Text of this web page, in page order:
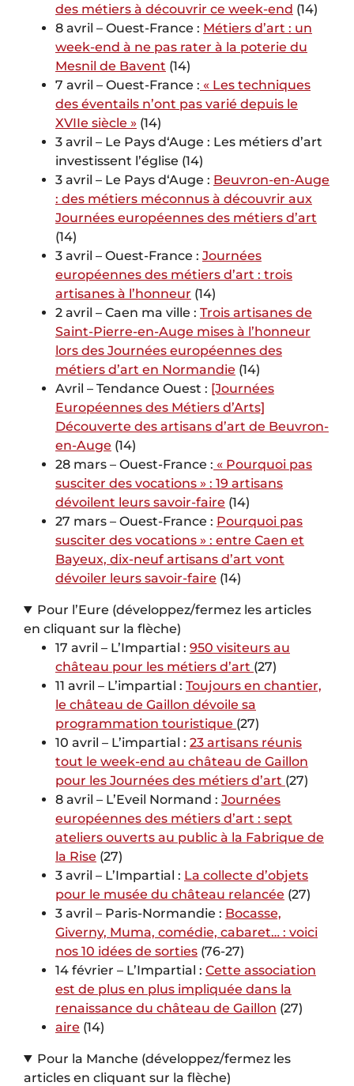
des métiers à découvrir ce week-end (14)
8 avril – Ouest-France : Métiers d’art : un
week-end à ne pas rater à la poterie du
Mesnil de Bavent (14)
7 avril – Ouest-France : « Les techniques
des éventails n’ont pas varié depuis le
XVIIe siècle » (14)
3 avril – Le Pays d‘Auge : Les métiers d’art
investissent l’église (14)
3 avril – Le Pays d‘Auge : Beuvron-en-Auge
: des métiers méconnus à découvrir aux
Journées européennes des métiers d’art
(14)
3 avril – Ouest-France : Journées
européennes des métiers d’art : trois
artisanes à l’honneur (14)
2 avril – Caen ma ville : Trois artisanes de
Saint-Pierre-en-Auge mises à l’honneur
lors des Journées européennes des
métiers d’art en Normandie (14)
Avril – Tendance Ouest : [Journées
Européennes des Métiers d’Arts]
Découverte des artisans d’art de Beuvron-
en-Auge (14)
28 mars – Ouest-France : « Pourquoi pas
susciter des vocations » : 19 artisans
dévoilent leurs savoir-faire (14)
27 mars – Ouest-France : Pourquoi pas
susciter des vocations » : entre Caen et
Bayeux, dix-neuf artisans d’art vont
dévoiler leurs savoir-faire (14)
Pour l’Eure (développez/fermez les articles
en cliquant sur la flèche)
17 avril – L’Impartial : 950 visiteurs au
château pour les métiers d’art (27)
11 avril – L’impartial : Toujours en chantier,
le château de Gaillon dévoile sa
programmation touristique (27)
10 avril – L’impartial : 23 artisans réunis
tout le week-end au château de Gaillon
pour les Journées des métiers d’art (27)
8 avril – L’Eveil Normand : Journées
européennes des métiers d’art : sept
ateliers ouverts au public à la Fabrique de
la Rise (27)
3 avril – L’Impartial : La collecte d’objets
pour le musée du château relancée (27)
3 avril – Paris-Normandie : Bocasse,
Giverny, Muma, comédie, cabaret… : voici
nos 10 idées de sorties (76-27)
14 février – L’Impartial : Cette association
est de plus en plus impliquée dans la
renaissance du château de Gaillon (27)
aire (14)
Pour la Manche (développez/fermez les
articles en cliquant sur la flèche)